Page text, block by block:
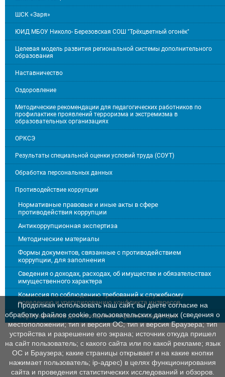
ШСК «Заря»
ЮИД МБОУ Николо- Березовская СОШ "Трёхцветный огонёк"
Целевая модель развития региональной системы дополнительного
образования
Наставничество
Оздоровление
Методические рекомендации для педагогических работников по
профилактике проявлений терроризма и экстремизма в
образовательных организациях
ОРКСЭ
Результаты специальной оценки условий труда (СОУТ)
Обработка персональных данных
Противодействие коррупции
Нормативные правовые и иные акты в сфере
противодействия коррупции
Антикоррупционная экспертиза
Методические материалы
Формы документов, связанные с противодействием
коррупции, для заполнения
Сведения о доходах, расходах, об имуществе и обязательствах
имущественного характера
Комиссия по соблюдению требований к служебному
поведению и урегулированию конфликта интересов
Обратная связь для сообщений о фактах коррупции
Продолжая использовать наш сайт, вы даете согласие на
обработку файлов cookie, пользовательских данных (сведения о
местоположении; тип и версия ОС; тип и версия Браузера; тип
устройства и разрешение его экрана; источник откуда пришел
на сайт пользователь; с какого сайта или по какой рекламе; язык
ОС и Браузера; какие страницы открывает и на какие кнопки
нажимает пользователь; ip-адрес) в целях функционирования
сайта и проведения статистических исследований и обзоров.